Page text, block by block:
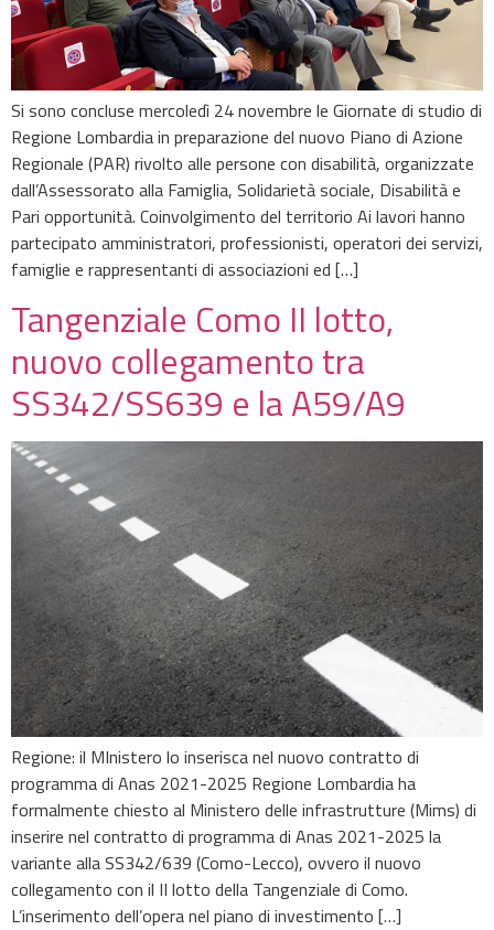
Si sono concluse mercoledì 24 novembre le Giornate di studio di
Regione Lombardia in preparazione del nuovo Piano di Azione
Regionale (PAR) rivolto alle persone con disabilità, organizzate
dall’Assessorato alla Famiglia, Solidarietà sociale, Disabilità e
Pari opportunità. Coinvolgimento del territorio Ai lavori hanno
partecipato amministratori, professionisti, operatori dei servizi,
famiglie e rappresentanti di associazioni ed […]
Tangenziale Como II lotto,
nuovo collegamento tra
SS342/SS639 e la A59/A9
Regione: il MInistero lo inserisca nel nuovo contratto di
programma di Anas 2021-2025 Regione Lombardia ha
formalmente chiesto al Ministero delle infrastrutture (Mims) di
inserire nel contratto di programma di Anas 2021-2025 la
variante alla SS342/639 (Como-Lecco), ovvero il nuovo
collegamento con il II lotto della Tangenziale di Como.
L’inserimento dell’opera nel piano di investimento […]